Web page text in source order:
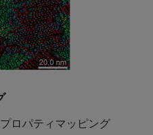
ロパティマッピング